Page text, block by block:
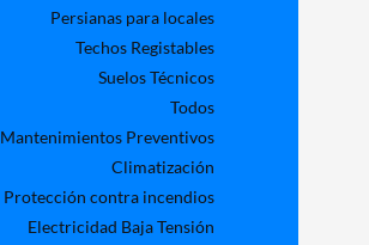
Persianas para locales
Techos Registables
Suelos Técnicos
Todos
Mantenimientos Preventivos
Climatización
Protección contra incendios
Electricidad Baja Tensión